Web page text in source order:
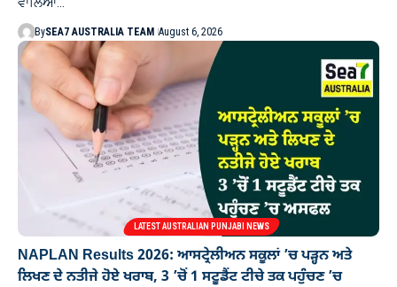
BySEA7 AUSTRALIA TEAM August 6, 2026
LATEST AUSTRALIAN PUNJABI NEWS
NAPLAN Results 2026: ਆਸਟ੍ਰੇਲੀਅਨ ਸਕੂਲਾਂ ’ਚ ਪੜ੍ਹਨ ਅਤੇ
ਲਿਖਣ ਦੇ ਨਤੀਜੇ ਹੋਏ ਖਰਾਬ, 3 ’ਚੋਂ 1 ਸਟੂਡੈਂਟ ਟੀਚੇ ਤਕ ਪਹੁੰਚਣ ’ਚ